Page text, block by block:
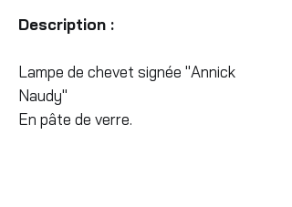
Description :
Lampe de chevet signée "Annick
Naudy"
En pâte de verre.